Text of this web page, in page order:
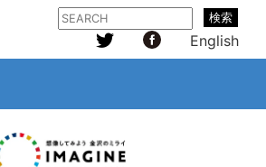
検索
English